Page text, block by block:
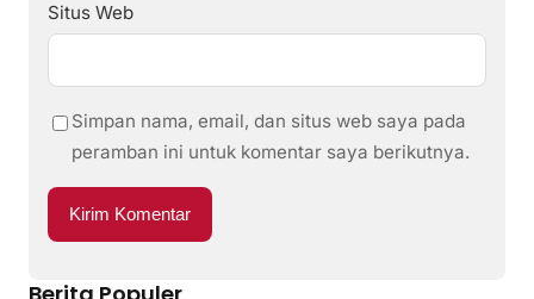
Situs Web
Simpan nama, email, dan situs web saya pada
peramban ini untuk komentar saya berikutnya.